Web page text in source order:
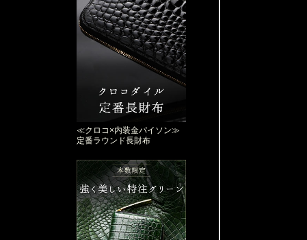
≪クロコ×内装金パイソン≫
定番ラウンド長財布